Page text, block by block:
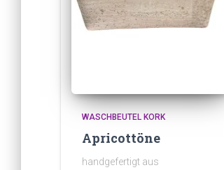
WASCHBEUTEL KORK
Apricottöne
handgefertigt aus